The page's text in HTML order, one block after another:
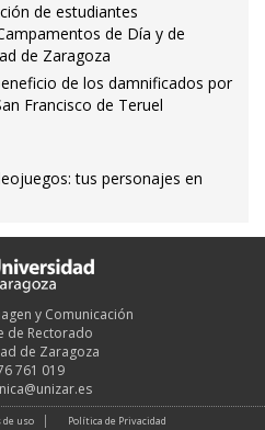
de estudiantes
de Día y de
de Zaragoza
de los damnificados por
Francisco de Teruel
tus personajes en
y Comunicación
de Rectorado
de Zaragoza
761 019
de uso Política de Privacidad